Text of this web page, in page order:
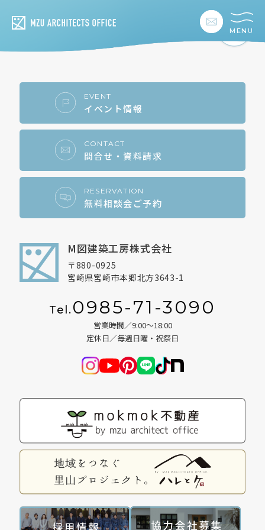
MENU
私たちの事業
私たちの家づくり
建築事例
お客様の暮らし
会社情報
採用情報
BLOG
NEWS
イベント情報
資料請求・お問い合わせ
Tel.0985-71-3090
EVENT
イベント情報
CONTACT
問合せ・資料請求
RESERVATION
無料相談会ご予約
M図建築工房株式会社
〒880-0925
宮崎県宮崎市本郷北方3643-1
Tel.0985-71-3090
営業時間／9:00～18:00
定休日／毎週日曜・祝祭日